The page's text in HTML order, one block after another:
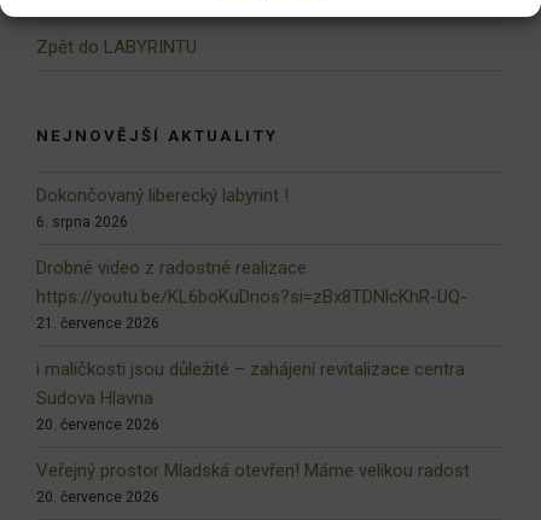
Zpět do LABYRINTU
NEJNOVĚJŠÍ AKTUALITY
Dokončovaný liberecký labyrint !
6. srpna 2026
Drobné video z radostné realizace
https://youtu.be/KL6boKuDnos?si=zBx8TDNlcKhR-UQ-
21. července 2026
i maličkosti jsou důležité – zahájení revitalizace centra
Sudova Hlavna
20. července 2026
Veřejný prostor Mladská otevřen! Máme velikou radost
20. července 2026